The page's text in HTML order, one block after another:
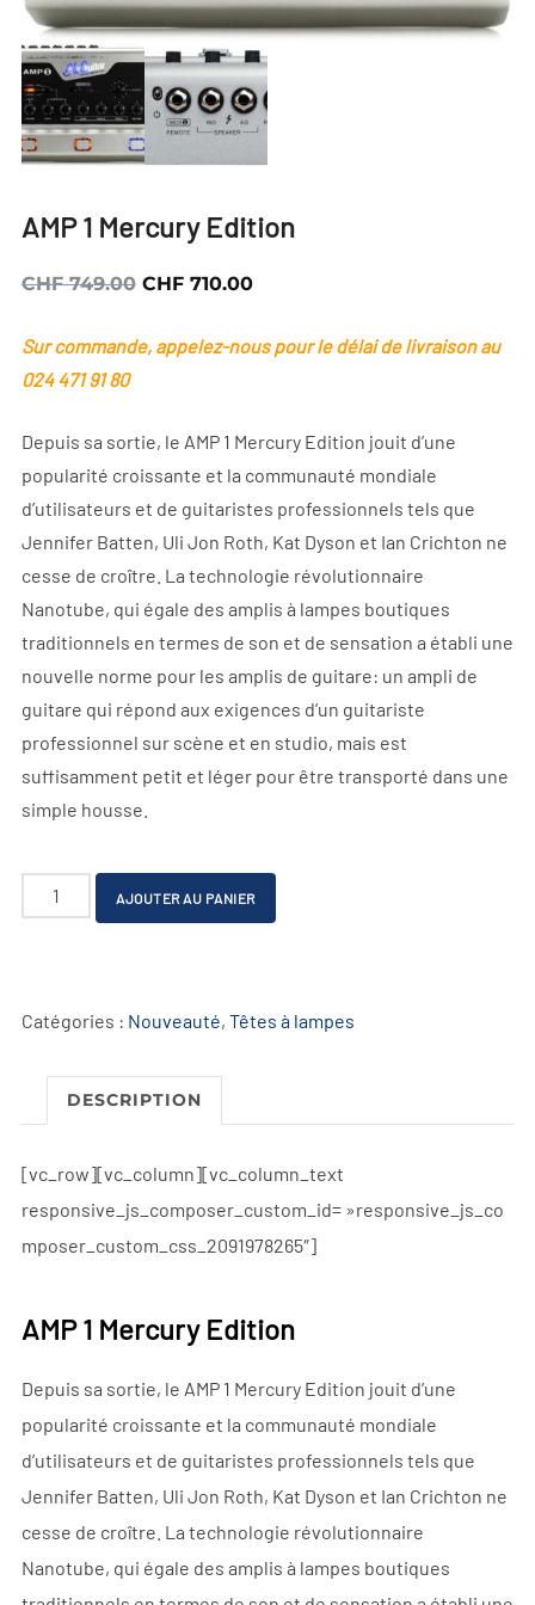
AMP 1 Mercury Edition
CHF749.00 Le
initial
CHF710.00Le
actuel
Sur commande, appelez-nous pour le délai de livraison au
024 471 91 80
Depuis sa sortie, le AMP 1 Mercury Edition jouit d’une
popularité croissante et la communauté mondiale
d’utilisateurs et de guitaristes professionnels tels que
Jennifer Batten, Uli Jon Roth, Kat Dyson et Ian Crichton ne
cesse de croître. La technologie révolutionnaire
Nanotube, qui égale des amplis à lampes boutiques
traditionnels en termes de son et de sensation a établi une
nouvelle norme pour les amplis de guitare: un ampli de
guitare qui répond aux exigences d’un guitariste
professionnel sur scène et en studio, mais est
suffisamment petit et léger pour être transporté dans une
simple housse.
quantité
de
Mercury
AJOUTER AU PANIER
l
r
t
e
:
Catégories : Nouveauté, Têtes à lampes
DESCRIPTION
[vc_row][vc_column][vc_column_text
responsive_js_composer_custom_id= »responsive_js_co
mposer_custom_css_2091978265″]
AMP 1 Mercury Edition
Depuis sa sortie, le AMP 1 Mercury Edition jouit d’une
popularité croissante et la communauté mondiale
d’utilisateurs et de guitaristes professionnels tels que
Jennifer Batten, Uli Jon Roth, Kat Dyson et Ian Crichton ne
cesse de croître. La technologie révolutionnaire
Nanotube, qui égale des amplis à lampes boutiques